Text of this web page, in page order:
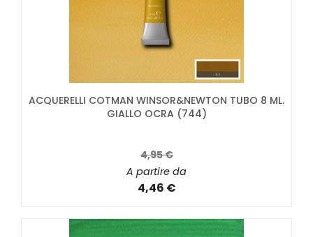
ACQUERELLI COTMAN WINSOR&NEWTON TUBO 8 ML.
GIALLO OCRA (744)
4,95 €
A partire da
4,46 €